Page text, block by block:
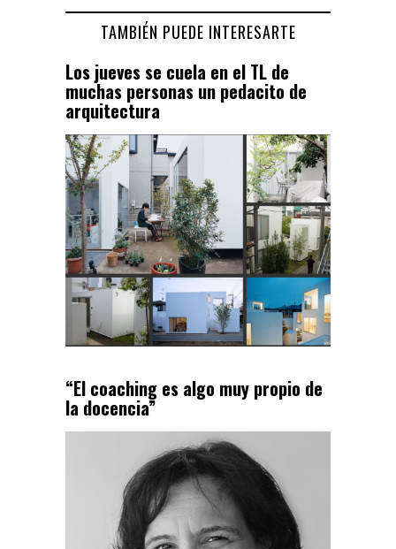
TAMBIÉN PUEDE INTERESARTE
Los jueves se cuela en el TL de
muchas personas un pedacito de
arquitectura
“El coaching es algo muy propio de
la docencia”